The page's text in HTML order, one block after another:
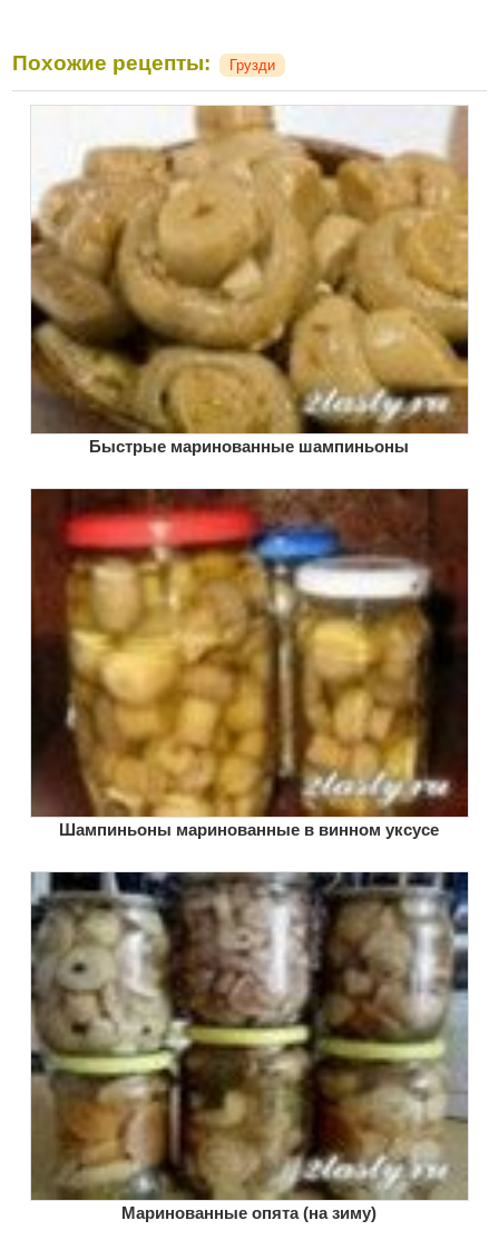
Похожие рецепты: Грузди
Быстрые маринованные шампиньоны
Шампиньоны маринованные в винном уксусе
Маринованные опята (на зиму)